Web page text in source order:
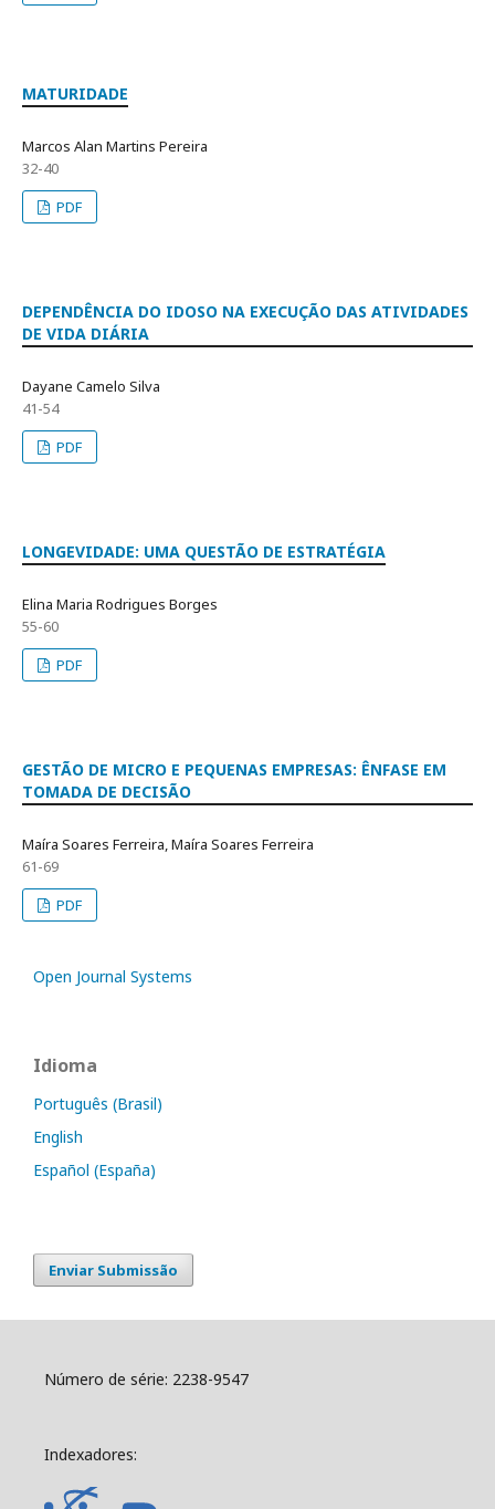
MATURIDADE
Marcos Alan Martins Pereira
32-40
PDF
DEPENDÊNCIA DO IDOSO NA EXECUÇÃO DAS ATIVIDADES
DE VIDA DIÁRIA
Dayane Camelo Silva
41-54
PDF
LONGEVIDADE: UMA QUESTÃO DE ESTRATÉGIA
Elina Maria Rodrigues Borges
55-60
PDF
GESTÃO DE MICRO E PEQUENAS EMPRESAS: ÊNFASE EM
TOMADA DE DECISÃO
Maíra Soares Ferreira, Maíra Soares Ferreira
61-69
PDF
Open Journal Systems
Idioma
Português (Brasil)
English
Español (España)
Enviar Submissão
Número de série: 2238-9547
Indexadores: